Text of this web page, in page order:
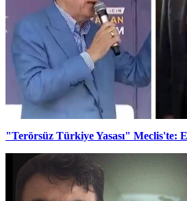
"Terörsüz Türkiye Yasası" Meclis'te: